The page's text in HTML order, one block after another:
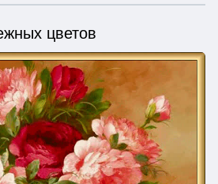
цветов